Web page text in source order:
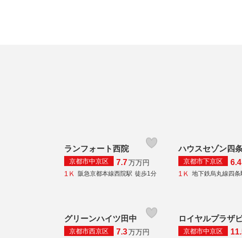
ランフォート西院
京都市中京区 7.7万万円
1Ｋ
阪急京都本線西院駅 徒歩1分
ハウスセゾン四
京都市下京区 6.4
1Ｋ
地下鉄烏丸線四条
グリーンハイツ田中
京都市西京区 7.3万万円
ロイヤルプラザ
京都市中京区